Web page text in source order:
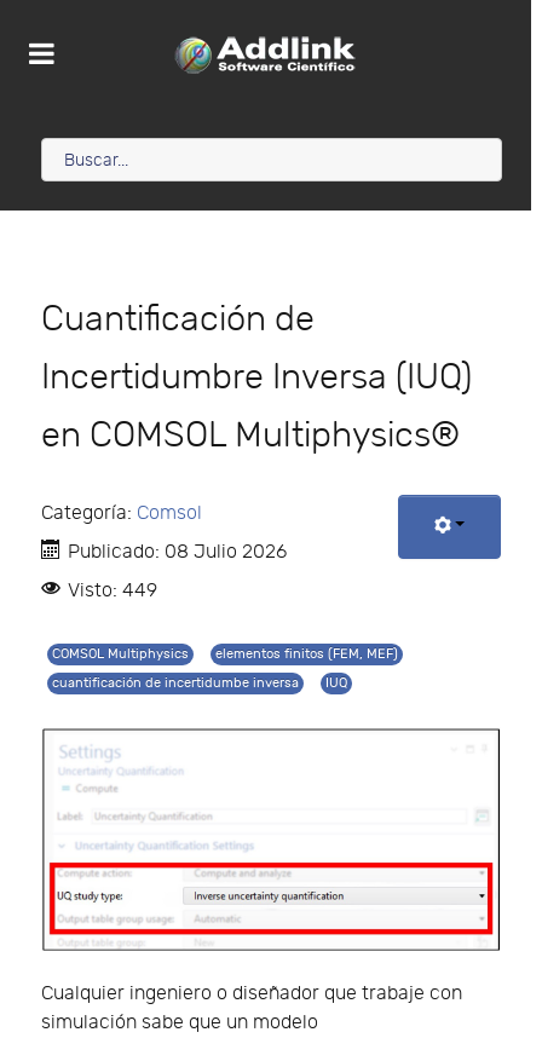
Cuantificación de
Incertidumbre Inversa (IUQ)
en COMSOL Multiphysics®
Categoría: Comsol
Publicado: 08 Julio 2026
Visto: 449
COMSOL Multiphysics
elementos finitos (FEM, MEF)
cuantificación de incertidumbe inversa
IUQ
Cualquier ingeniero o diseñador que trabaje con
simulación sabe que un modelo